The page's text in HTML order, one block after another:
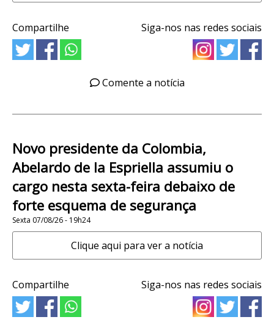
Compartilhe Siga-nos nas redes sociais
Comente a notícia
Novo presidente da Colombia,
Abelardo de la Espriella assumiu o
cargo nesta sexta-feira debaixo de
forte esquema de segurança
Sexta 07/08/26 - 19h24
Clique aqui para ver a notícia
Compartilhe Siga-nos nas redes sociais